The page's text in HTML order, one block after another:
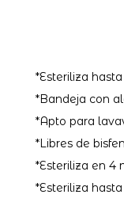
*Esteriliza
*Bandeja con
*Apto para
*Libres de
*Esteriliza en 4
*Esteriliza